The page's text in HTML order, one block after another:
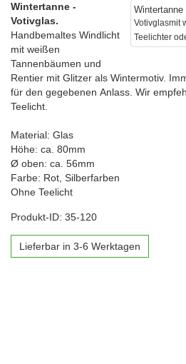
Wintertanne
Votivglasmit
Teelichter
Wintertanne -
Votivglas.
Handbemaltes Windlicht
mit weißen
Tannenbäumen und
Rentier mit Glitzer als Wintermotiv. Immer ein kleines Geschenk
für den gegebenen Anlass. Wir
Teelicht.
Material: Glas
Höhe: ca. 80mm
Ø oben: ca. 56mm
Farbe: Rot, Silberfarben
Ohne Teelicht
Produkt-ID: 35-120
Lieferbar in 3-6 Werktagen